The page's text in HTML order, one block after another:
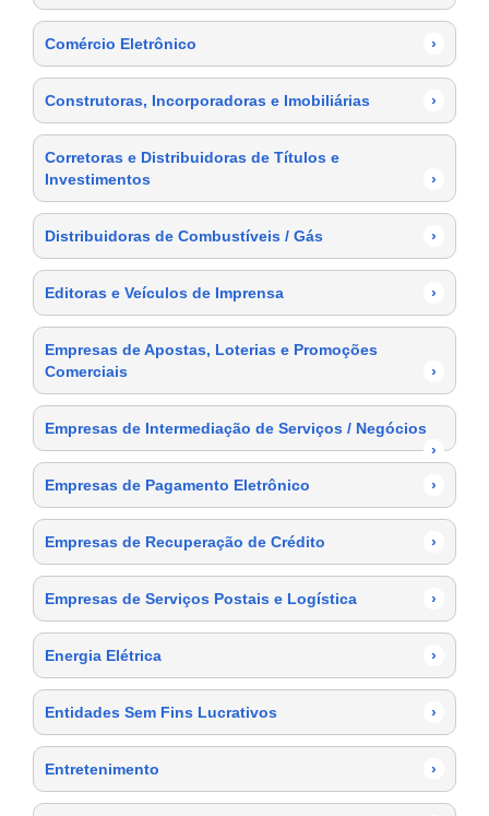
Comércio Eletrônico ›
Construtoras, Incorporadoras e Imobiliárias ›
Corretoras e Distribuidoras de Títulos e
Investimentos
›
Distribuidoras de Combustíveis / Gás ›
Editoras e Veículos de Imprensa ›
Empresas de Apostas, Loterias e Promoções
Comerciais
›
Empresas de Intermediação de Serviços / Negócios
›
Empresas de Pagamento Eletrônico
›
Empresas de Recuperação de Crédito ›
Empresas de Serviços Postais e Logística ›
Energia Elétrica ›
Entidades Sem Fins Lucrativos ›
Entretenimento ›